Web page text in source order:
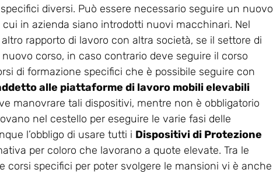
diversi. Può essere necessario seguire un nuovo
in azienda siano introdotti nuovi macchinari. Nel
rapporto di lavoro con altra società, se il settore di
corso, in caso contrario deve seguire il corso
di formazione specifici che è possibile seguire con
alle piattaforme di lavoro mobili elevabili
manovrare tali dispositivi, mentre non è obbligatorio
nel cestello per eseguire le varie fasi delle
l’obbligo di usare tutti i Dispositivi di Protezione
per coloro che lavorano a quote elevate. Tra le
corsi specifici per poter svolgere le mansioni vi è anche